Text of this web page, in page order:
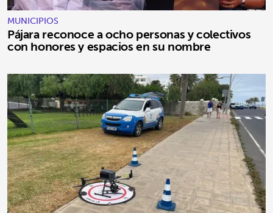
MUNICIPIOS
Pájara reconoce a ocho personas y colectivos
con honores y espacios en su nombre